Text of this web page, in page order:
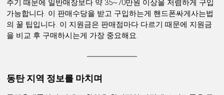
주기 때문에 일반매장보다 약 35~70만원 이상을 저렴하게 구입
가능합니다. 이 판매수당을 받고 구입하는게 핸드폰싸게사는법
의 꿀 팁입니다. 이 지원금은 판매점마다 다르기 때문에 지원금
을 비교 후 구매하시는게 가장 중요해요.
동탄 지역 정보를 마치며